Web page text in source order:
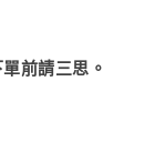
前請三思。